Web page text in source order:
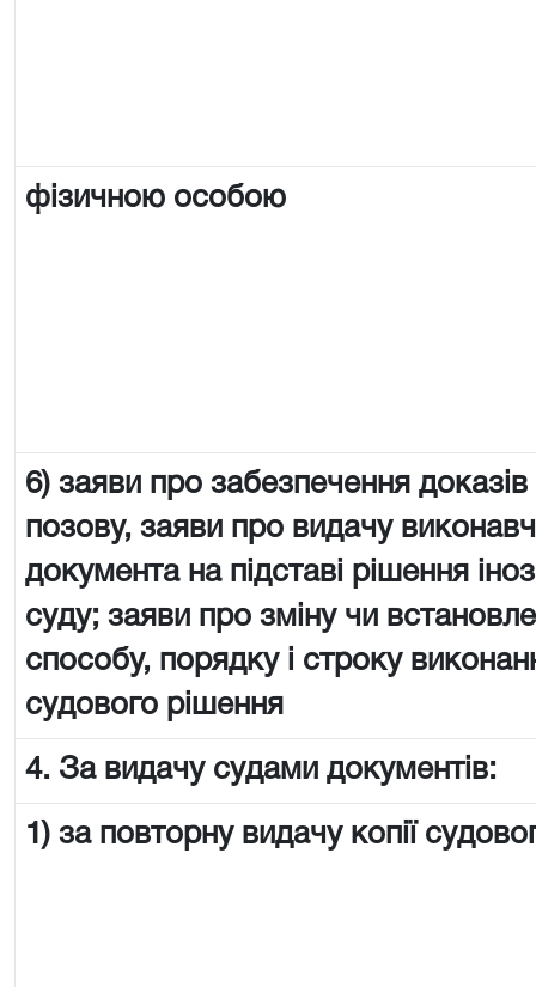
фізичною особою
6) заяви про забезпечення
позову, заяви про видачу
документа на підставі рішення
суду; заяви про зміну чи
способу, порядку і строку
судового рішення
4. За видачу судами документів:
1) за повторну видачу копії